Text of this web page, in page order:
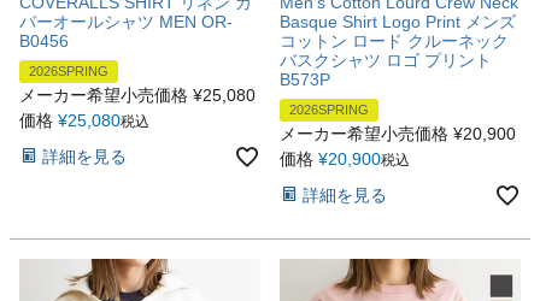
バーオールシャツ MEN OR-
B0456
2026SPRING
メーカー希望小売価格 ¥25,080
価格 ¥25,080税込
詳細を見る
Basque Shirt Logo Print メンズ
コットン ロード クルーネック
バスクシャツ ロゴ プリント
B573P
2026SPRING
メーカー希望小売価格 ¥20,900
価格 ¥20,900税込
詳細を見る